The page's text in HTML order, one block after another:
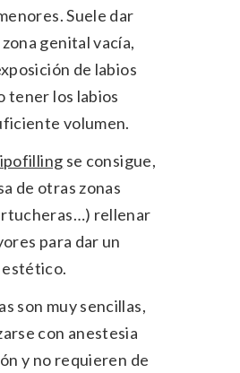
Suele dar
genital vacía,
de labios
tener los labios
volumen.
se consigue,
de otras zonas
rellenar
para dar un
estético.
son muy sencillas,
con anestesia
y no requieren de